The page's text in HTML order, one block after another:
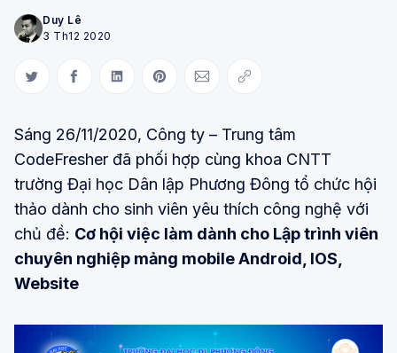
Duy Lê
3 Th12 2020
Share on Twitter
Share on Facebook
Share on LinkedIn
Share on Pinterest
Share via Email
Copy link
Sáng 26/11/2020, Công ty – Trung tâm
CodeFresher đã phối hợp cùng khoa CNTT
trường Đại học Dân lập Phương Đông tổ chức hội
thảo dành cho sinh viên yêu thích công nghệ với
chủ đề: Cơ hội việc làm dành cho Lập trình viên
chuyên nghiệp mảng mobile Android, IOS,
Website